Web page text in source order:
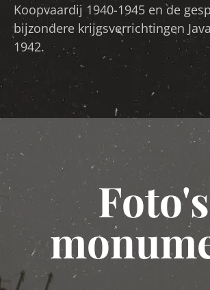
Koopvaardij 1940-1945 en de
bijzondere krijgsverrichtingen
1942.
Foto's